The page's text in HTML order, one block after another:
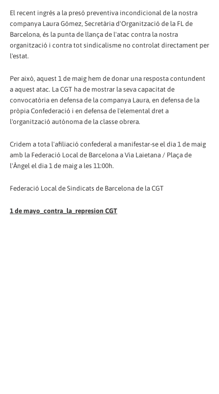
El recent ingrés a la presó preventiva incondicional de la nostra
companya Laura Gómez, Secretària d'Organització de la FL de
Barcelona, és la punta de llança de l'atac contra la nostra
organització i contra tot sindicalisme no controlat directament per
l'estat.
Per això, aquest 1 de maig hem de donar una resposta contundent
a aquest atac. La CGT ha de mostrar la seva capacitat de
convocatòria en defensa de la companya Laura, en defensa de la
pròpia Confederació i en defensa de l'elemental dret a
l'organització autònoma de la classe obrera.
Cridem a tota l'afiliació confederal a manifestar-se el dia 1 de maig
amb la Federació Local de Barcelona a Via Laietana / Plaça de
l'Àngel el dia 1 de maig a les 11:00h.
Federació Local de Sindicats de Barcelona de la CGT
1 de mayo_contra_la_represion CGT